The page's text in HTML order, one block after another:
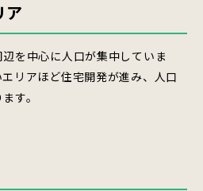
ア
を中心に人口が集中していま
リアほど住宅開発が進み、人口
す。